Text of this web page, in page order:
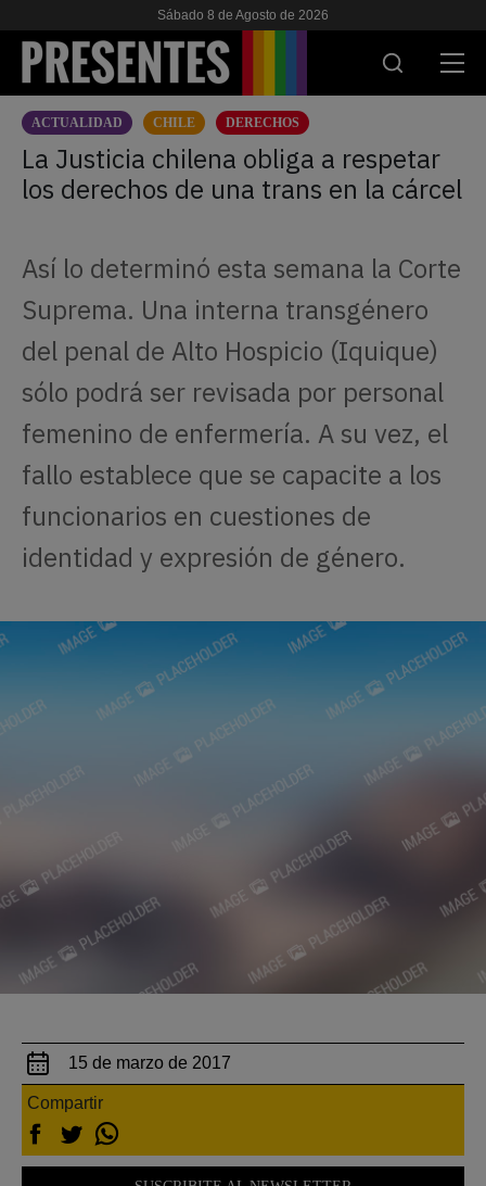
Sábado 8 de Agosto de 2026
ACTUALIDAD
INVESTIGACIONES
ESCUELA
NOSOTRES
APOYANOS
ES EN
ACTUALIDAD CHILE DERECHOS
La Justicia chilena obliga a respetar
los derechos de una trans en la cárcel
Así lo determinó esta semana la Corte
Suprema. Una interna transgénero
del penal de Alto Hospicio (Iquique)
sólo podrá ser revisada por personal
femenino de enfermería. A su vez, el
fallo establece que se capacite a los
funcionarios en cuestiones de
identidad y expresión de género.
15 de marzo de 2017
Compartir